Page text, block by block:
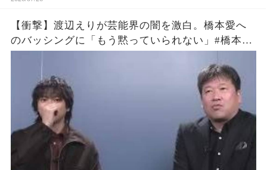
【衝撃】渡辺えりが芸能界の闇を激白。橋本愛へ
のバッシングに「もう黙っていられない」#橋本愛